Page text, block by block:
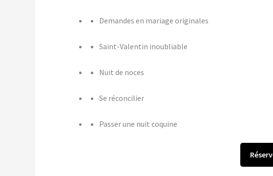
Demandes en mariage originales
Saint-Valentin inoubliable
Nuit de noces
Se réconcilier
Passer une nuit coquine